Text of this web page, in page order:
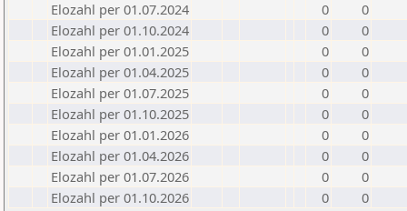
Elozahl per 01.07.2024
0
0
Elozahl per 01.10.2024
0
0
Elozahl per 01.01.2025
0
0
Elozahl per 01.04.2025
0
0
Elozahl per 01.07.2025
0
0
Elozahl per 01.10.2025
0
0
Elozahl per 01.01.2026
0
0
Elozahl per 01.04.2026
0
0
Elozahl per 01.07.2026
0
0
Elozahl per 01.10.2026
0 0